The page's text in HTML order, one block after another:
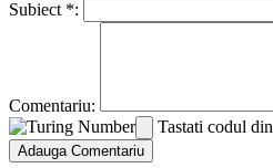
Subiect *:
Comentariu:
Tastati codul